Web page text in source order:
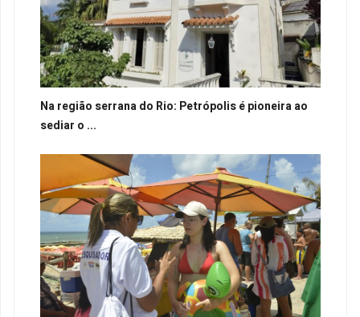
Na região serrana do Rio: Petrópolis é pioneira ao
sediar o ...